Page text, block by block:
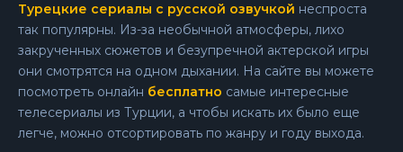
Турецкие сериалы с русской озвучкой неспроста
так популярны. Из-за необычной атмосферы, лихо
закрученных сюжетов и безупречной актерской игры
они смотрятся на одном дыхании. На сайте вы можете
посмотреть онлайн бесплатно самые интересные
телесериалы из Турции, а чтобы искать их было еще
легче, можно отсортировать по жанру и году выхода.